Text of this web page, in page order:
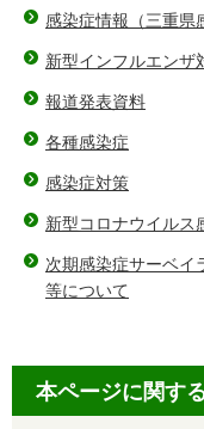
感染症情報（三重県
新型インフルエンザ
報道発表資料
各種感染症
感染症対策
新型コロナウイルス
次期感染症サーベイ
等について
本ページに関す